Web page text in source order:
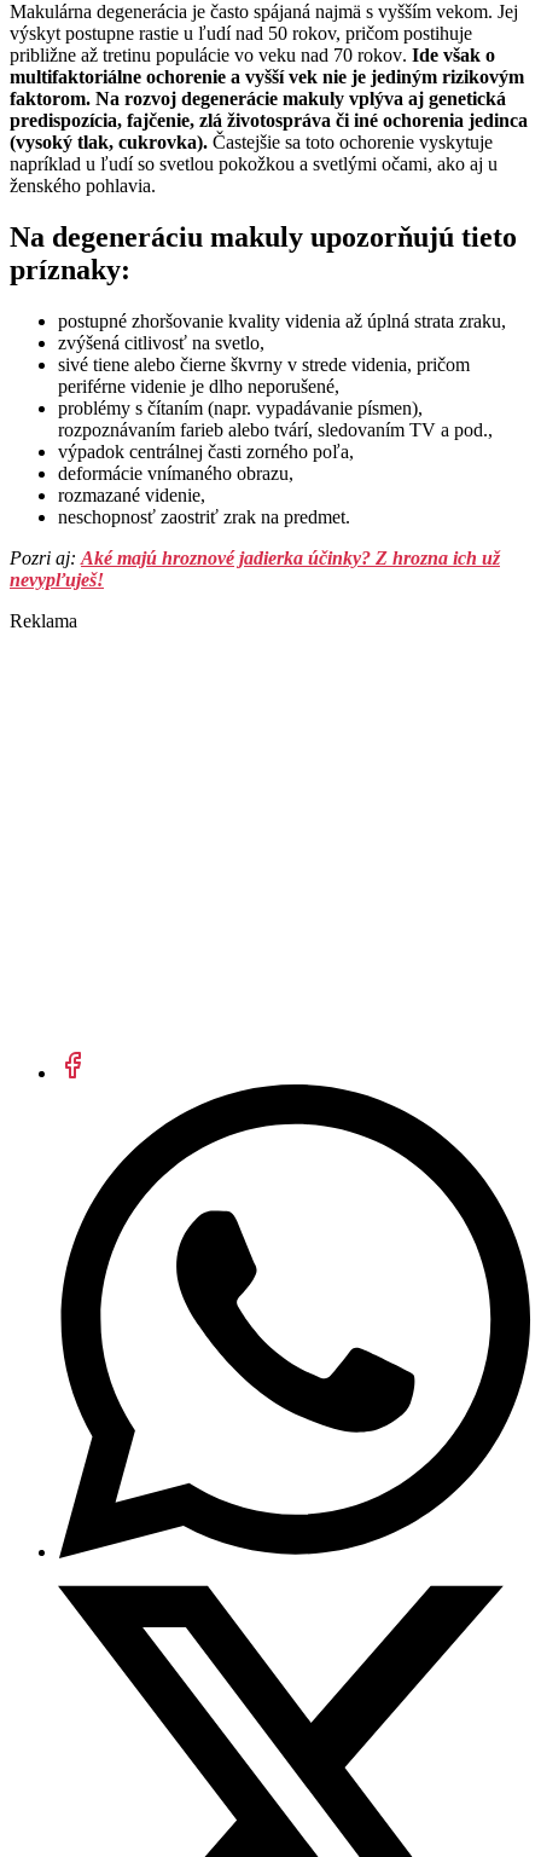
Makulárna degenerácia je často spájaná najmä s vyšším vekom. Jej
výskyt postupne rastie u ľudí nad 50 rokov, pričom postihuje
približne až tretinu populácie vo veku nad 70 rokov. Ide však o
multifaktoriálne ochorenie a vyšší vek nie je jediným rizikovým
faktorom. Na rozvoj degenerácie makuly vplýva aj genetická
predispozícia, fajčenie, zlá životospráva či iné ochorenia jedinca
(vysoký tlak, cukrovka). Častejšie sa toto ochorenie vyskytuje
napríklad u ľudí so svetlou pokožkou a svetlými očami, ako aj u
ženského pohlavia.
Na degeneráciu makuly upozorňujú tieto
príznaky:
postupné zhoršovanie kvality videnia až úplná strata zraku,
zvýšená citlivosť na svetlo,
sivé tiene alebo čierne škvrny v strede videnia, pričom
periférne videnie je dlho neporušené,
problémy s čítaním (napr. vypadávanie písmen),
rozpoznávaním farieb alebo tvárí, sledovaním TV a pod.,
výpadok centrálnej časti zorného poľa,
deformácie vnímaného obrazu,
rozmazané videnie,
neschopnosť zaostriť zrak na predmet.
Pozri aj: Aké majú hroznové jadierka účinky? Z hrozna ich už
nevypľuješ!
Reklama